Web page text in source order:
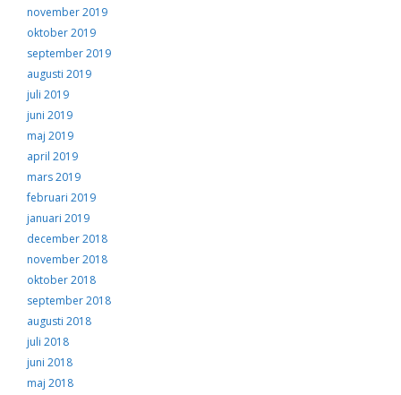
november 2019
oktober 2019
september 2019
augusti 2019
juli 2019
juni 2019
maj 2019
april 2019
mars 2019
februari 2019
januari 2019
december 2018
november 2018
oktober 2018
september 2018
augusti 2018
juli 2018
juni 2018
maj 2018